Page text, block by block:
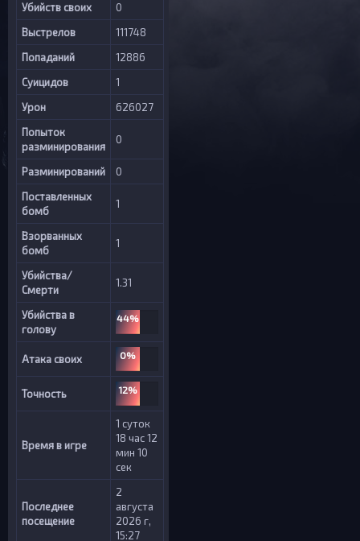
Убийств своих
0
Выстрелов
111748
Попаданий
12886
Суицидов
1
Урон
626027
Попыток
разминирования
0
Разминирований
0
Поставленных
бомб
1
Взорванных
бомб
1
Убийства/
Смерти
1.31
Убийства в
голову
44%
Атака своих 0%
Точность 12%
Время в игре
1 суток
18 час 12
мин 10
сек
Последнее
посещение
2
августа
2026 г,
15:27